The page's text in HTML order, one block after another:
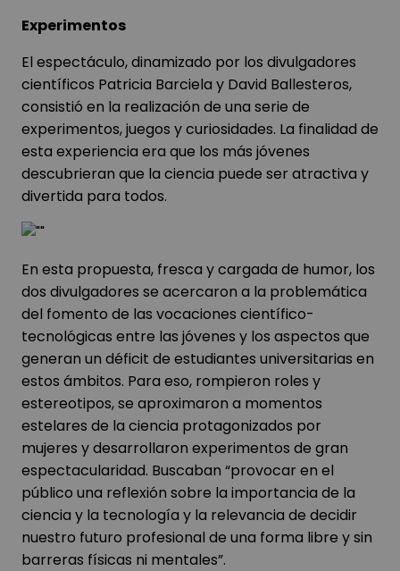
Experimentos
El espectáculo, dinamizado por los divulgadores
científicos Patricia Barciela y David Ballesteros,
consistió en la realización de una serie de
experimentos, juegos y curiosidades. La finalidad de
esta experiencia era que los más jóvenes
descubrieran que la ciencia puede ser atractiva y
divertida para todos.
En esta propuesta, fresca y cargada de humor, los
dos divulgadores se acercaron a la problemática
del fomento de las vocaciones científico-
tecnológicas entre las jóvenes y los aspectos que
generan un déficit de estudiantes universitarias en
estos ámbitos. Para eso, rompieron roles y
estereotipos, se aproximaron a momentos
estelares de la ciencia protagonizados por
mujeres y desarrollaron experimentos de gran
espectacularidad. Buscaban “provocar en el
público una reflexión sobre la importancia de la
ciencia y la tecnología y la relevancia de decidir
nuestro futuro profesional de una forma libre y sin
barreras físicas ni mentales”.